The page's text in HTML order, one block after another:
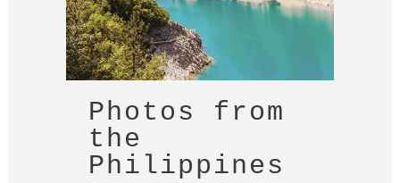
Photos from
the
Philippines